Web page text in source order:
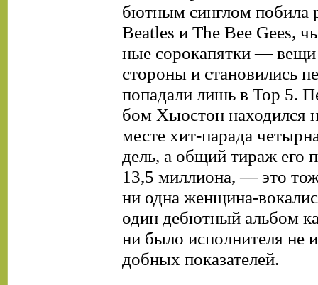
бютным синглом побила
Beatles и The Bee Gees,
ные сорокапятки — вещи
стороны и становились
попадали лишь в Тор 5.
бом Хьюстон находился
месте хит-парада
дель, а общий тираж его
13,5 миллиона, — это
ни одна женщина-
один дебютный альбом
ни было исполнителя не
добных показателей.